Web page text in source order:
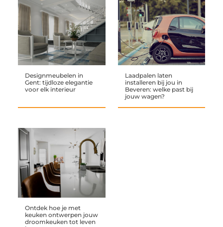
Designmeubelen in
Gent: tijdloze elegantie
voor elk interieur
Laadpalen laten
installeren bij jou in
Beveren: welke past bij
jouw wagen?
Ontdek hoe je met
keuken ontwerpen jouw
droomkeuken tot leven